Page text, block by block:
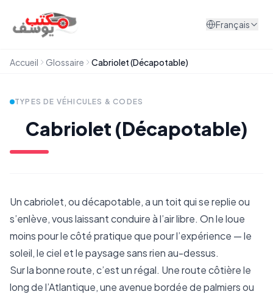
Français
Accueil Glossaire Cabriolet (Décapotable)
TYPES DE VÉHICULES & CODES
Cabriolet (Décapotable)
Un cabriolet, ou décapotable, a un toit qui se replie ou
s’enlève, vous laissant conduire à l’air libre. On le loue
moins pour le côté pratique que pour l’expérience — le
soleil, le ciel et le paysage sans rien au-dessus.
Sur la bonne route, c’est un régal. Une route côtière le
long de l’Atlantique, une avenue bordée de palmiers ou